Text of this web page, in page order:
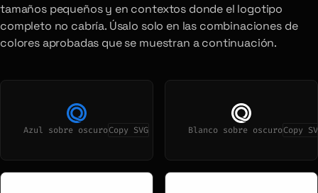
tamaños pequeños y en contextos donde el logotipo
completo no cabría. Úsalo solo en las combinaciones de
colores aprobadas que se muestran a continuación.
Azul sobre oscuroCopy SVG Blanco sobre oscuroCopy